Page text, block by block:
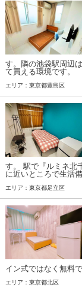
す。隣の池袋駅周辺
て買える環境です。
エリア：東京都豊島区
す。 駅で『ルミネ北
に近いところで生活
エリア：東京都足立区
イン式ではなく無料
エリア：東京都北区